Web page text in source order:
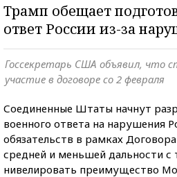
Трамп обещает
ответ России из-за
Госсекретарь США объявил, что
участие в договоре со 2 февраля
Соединенные Штаты начнут
военного ответа на нарушения
обязательств в рамках
средней и меньшей дальности с
нивелировать преимущество